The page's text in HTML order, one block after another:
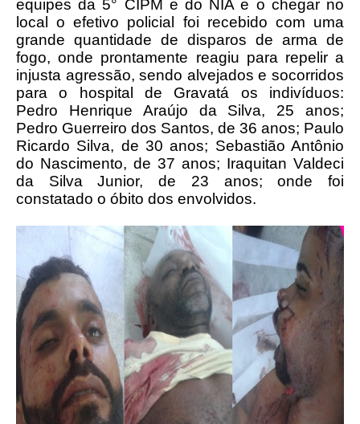
equipes da 5° CIPM e do NIA e o chegar no
local o efetivo policial foi recebido com uma
grande quantidade de disparos de arma de
fogo, onde prontamente reagiu para repelir a
injusta agressão, sendo alvejados e socorridos
para o hospital de Gravatá os indivíduos:
Pedro Henrique Araújo da Silva, 25 anos;
Pedro Guerreiro dos Santos, de 36 anos; Paulo
Ricardo Silva, de 30 anos; Sebastião Antônio
do Nascimento, de 37 anos; Iraquitan Valdeci
da Silva Junior, de 23 anos; onde foi
constatado o óbito dos envolvidos.